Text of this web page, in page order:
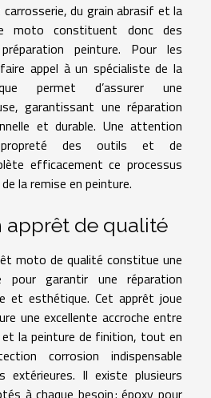
du grain abrasif et la
moto constituent donc des
peinture. Pour les
appel à un spécialiste de la
permet d’assurer une
garantissant une réparation
et durable. Une attention
des outils et de
efficacement ce processus
la remise en peinture.
apprêt de qualité
moto de qualité constitue une
pour garantir une réparation
et esthétique. Cet apprêt joue
une excellente accroche entre
la peinture de finition, tout en
corrosion indispensable
extérieures. Il existe plusieurs